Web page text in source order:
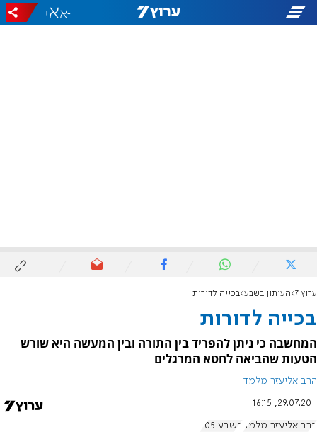
-
+
ערוץ 7 העיתון בשבע בכייה לדורות
בכייה לדורות
המחשבה כי ניתן להפריד בין התורה ובין המעשה היא שורש
הטעות שהביאה לחטא המרגלים
הרב אליעזר מלמד
29.07.20, 16:15
הרב אליעזר מלמד בשבע 905